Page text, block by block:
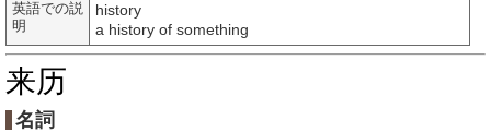
英語での説
明
history
a history of something
来历
名詞